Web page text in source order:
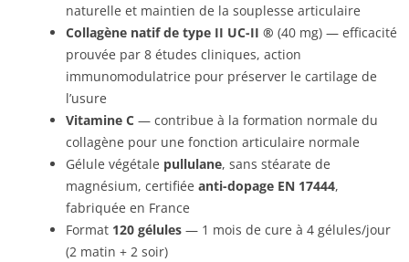
naturelle et maintien de la souplesse articulaire
Collagène natif de type II UC-II ® (40 mg) — efficacité
prouvée par 8 études cliniques, action
immunomodulatrice pour préserver le cartilage de
l’usure
Vitamine C — contribue à la formation normale du
collagène pour une fonction articulaire normale
Gélule végétale pullulane, sans stéarate de
magnésium, certifiée anti-dopage EN 17444,
fabriquée en France
Format 120 gélules — 1 mois de cure à 4 gélules/jour
(2 matin + 2 soir)